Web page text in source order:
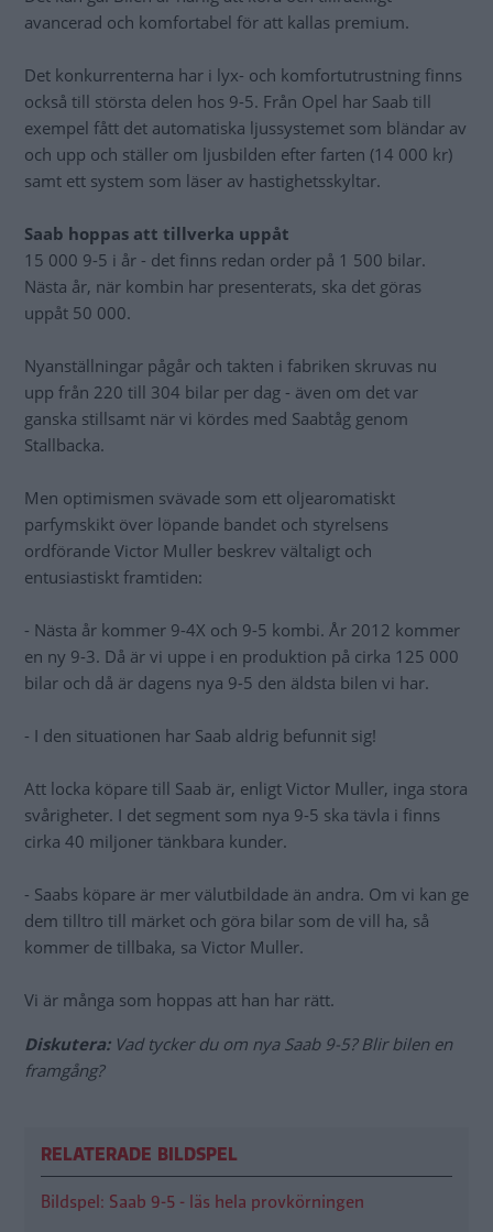
avancerad och komfortabel för att kallas premium.
Det konkurrenterna har i lyx- och komfortutrustning finns
också till största delen hos 9-5. Från Opel har Saab till
exempel fått det automatiska ljussystemet som bländar av
och upp och ställer om ljusbilden efter farten (14 000 kr)
samt ett system som läser av hastighetsskyltar.
Saab hoppas att tillverka uppåt
15 000 9-5 i år - det finns redan order på 1 500 bilar.
Nästa år, när kombin har presenterats, ska det göras
uppåt 50 000.
Nyanställningar pågår och takten i fabriken skruvas nu
upp från 220 till 304 bilar per dag - även om det var
ganska stillsamt när vi kördes med Saabtåg genom
Stallbacka.
Men optimismen svävade som ett oljearomatiskt
parfymskikt över löpande bandet och styrelsens
ordförande Victor Muller beskrev vältaligt och
entusiastiskt framtiden:
- Nästa år kommer 9-4X och 9-5 kombi. År 2012 kommer
en ny 9-3. Då är vi uppe i en produktion på cirka 125 000
bilar och då är dagens nya 9-5 den äldsta bilen vi har.
- I den situationen har Saab aldrig befunnit sig!
Att locka köpare till Saab är, enligt Victor Muller, inga stora
svårigheter. I det segment som nya 9-5 ska tävla i finns
cirka 40 miljoner tänkbara kunder.
- Saabs köpare är mer välutbildade än andra. Om vi kan ge
dem tilltro till märket och göra bilar som de vill ha, så
kommer de tillbaka, sa Victor Muller.
Vi är många som hoppas att han har rätt.
Diskutera:Vad tycker du om nya Saab 9-5? Blir bilen en
framgång?
RELATERADE BILDSPEL
Bildspel: Saab 9-5 - läs hela provkörningen